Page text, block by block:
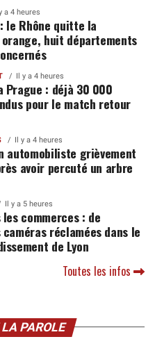
a 4 heures
le Rhône quitte la
huit départements
Il y a 4 heures
Prague : déjà 30 000
pour le match retour
Il y a 4 heures
automobiliste grièvement
avoir percuté un arbre
Il y a 5 heures
les commerces : de
réclamées dans le
de Lyon
Toutes les infos
PAROLE